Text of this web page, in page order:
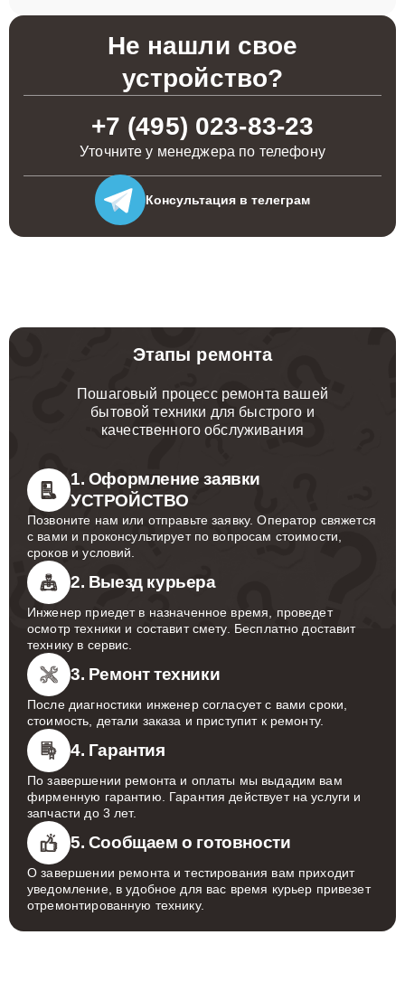
Не нашли свое
устройство?
+7 (495) 023-83-23
Уточните у менеджера по телефону
Консультация в телеграм
Этапы ремонта
Пошаговый процесс ремонта вашей
бытовой техники для быстрого и
качественного обслуживания
1. Оформление заявки
УСТРОЙСТВО
Позвоните нам или отправьте заявку. Оператор свяжется
с вами и проконсультирует по вопросам стоимости,
сроков и условий.
2. Выезд курьера
Инженер приедет в назначенное время, проведет
осмотр техники и составит смету. Бесплатно доставит
технику в сервис.
3. Ремонт техники
После диагностики инженер согласует с вами сроки,
стоимость, детали заказа и приступит к ремонту.
4. Гарантия
По завершении ремонта и оплаты мы выдадим вам
фирменную гарантию. Гарантия действует на услуги и
запчасти до 3 лет.
5. Сообщаем о готовности
О завершении ремонта и тестирования вам приходит
уведомление, в удобное для вас время курьер привезет
отремонтированную технику.